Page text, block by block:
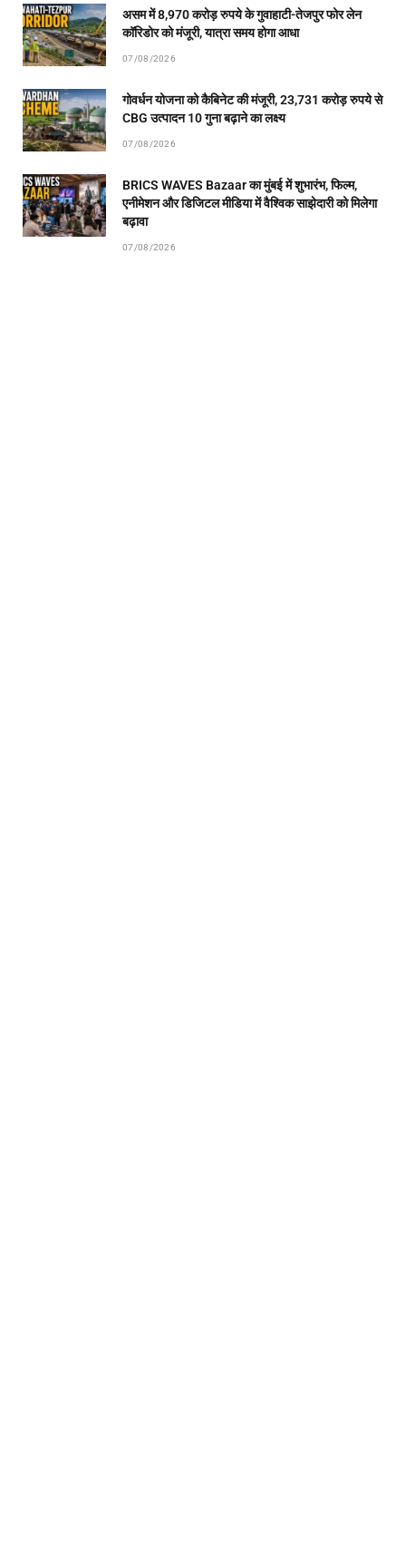
असम में 8,970 करोड़ रुपये के गुवाहाटी-तेजपुर फोर लेन
कॉरिडोर को मंजूरी, यात्रा समय होगा आधा
07/08/2026
गोवर्धन योजना को कैबिनेट की मंजूरी, 23,731 करोड़ रुपये से
CBG उत्पादन 10 गुना बढ़ाने का लक्ष्य
07/08/2026
BRICS WAVES Bazaar का मुंबई में शुभारंभ, फिल्म,
एनीमेशन और डिजिटल मीडिया में वैश्विक साझेदारी को मिलेगा
बढ़ावा
07/08/2026